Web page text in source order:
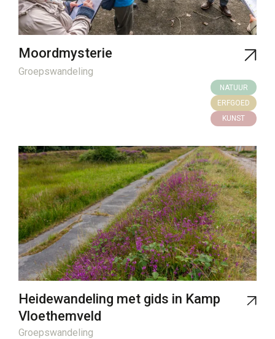
Moordmysterie
Groepswandeling
NATUUR
ERFGOED
KUNST
Heidewandeling met gids in Kamp
Vloethemveld
Groepswandeling